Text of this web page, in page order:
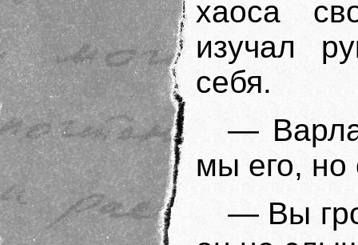
хаоса
изучал
себя.
—
мы его, но
— Вы